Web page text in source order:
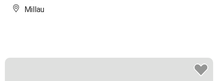
Millau